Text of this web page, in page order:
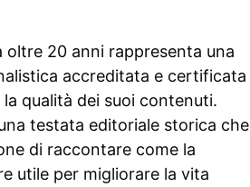
oltre 20 anni rappresenta una
accreditata e certificata
la qualità dei suoi contenuti.
testata editoriale storica che
di raccontare come la
utile per migliorare la vita